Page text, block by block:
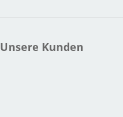
Unsere Kunden